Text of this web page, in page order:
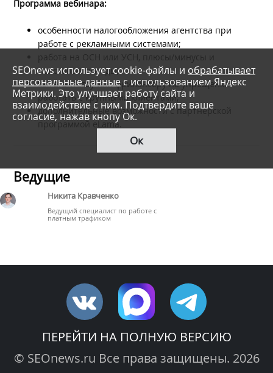
Программа вебинара:
особенности налогообложения агентства при
работе с рекламными системами;
работа на ОСН или УСН, плюсы/минусы и
налоговые выгоды;
как агентству или фрилансеру на упрощенке
работать с крупными клиентами;
дополнительные возможности с партнерской
программой eLama.
Ведущие
Никита Кравченко
Ведущий специалист по работе с
платным трафиком
SEOnews использует cookie-файлы и обрабатывает
персональные данные с использованием Яндекс
Метрики. Это улучшает работу сайта и
взаимодействие с ним. Подтвердите ваше
согласие, нажав кнопу Ок.
Ок
ПЕРЕЙТИ НА ПОЛНУЮ ВЕРСИЮ
© SEOnews.ru Все права защищены. 2026